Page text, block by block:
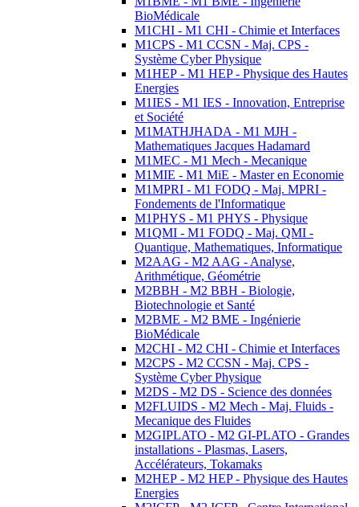
BioMédicale
M1CHI - M1 CHI - Chimie et Interfaces
M1CPS - M1 CCSN - Maj. CPS -
Système Cyber Physique
M1HEP - M1 HEP - Physique des Hautes
Energies
M1IES - M1 IES - Innovation, Entreprise
et Société
M1MATHJHADA - M1 MJH -
Mathematiques Jacques Hadamard
M1MEC - M1 Mech - Mecanique
M1MIE - M1 MiE - Master en Economie
M1MPRI - M1 FODQ - Maj. MPRI -
Fondements de l'Informatique
M1PHYS - M1 PHYS - Physique
M1QMI - M1 FODQ - Maj. QMI -
Quantique, Mathematiques, Informatique
M2AAG - M2 AAG - Analyse,
Arithmétique, Géométrie
M2BBH - M2 BBH - Biologie,
Biotechnologie et Santé
M2BME - M2 BME - Ingénierie
BioMédicale
M2CHI - M2 CHI - Chimie et Interfaces
M2CPS - M2 CCSN - Maj. CPS -
Système Cyber Physique
M2DS - M2 DS - Science des données
M2FLUIDS - M2 Mech - Maj. Fluids -
Mecanique des Fluides
M2GIPLATO - M2 GI-PLATO - Grandes
installations - Plasmas, Lasers,
Accélérateurs, Tokamaks
M2HEP - M2 HEP - Physique des Hautes
Energies